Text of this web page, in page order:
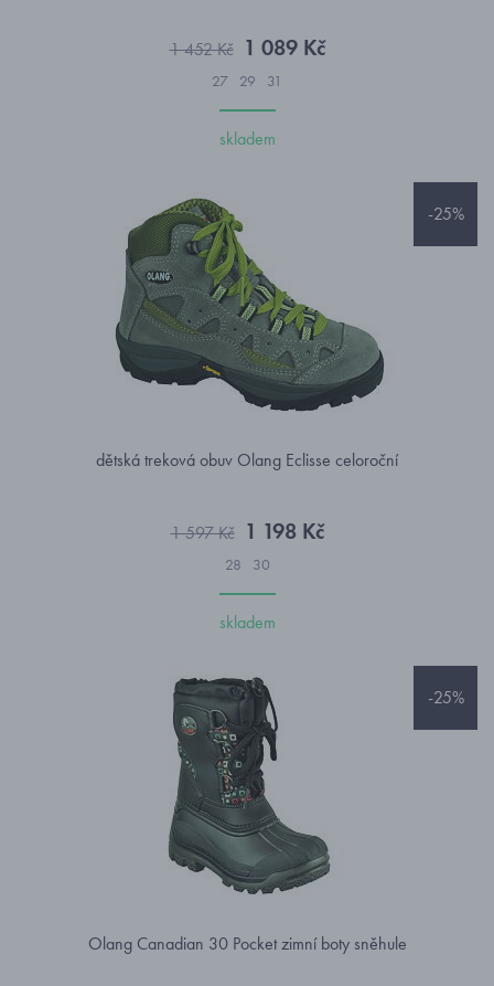
1 452 Kč 1 089 Kč
27 29 31
skladem
-25%
dětská treková obuv Olang Eclisse celoroční
1 597 Kč 1 198 Kč
28 30
skladem
-25%
Olang Canadian 30 Pocket zimní boty sněhule